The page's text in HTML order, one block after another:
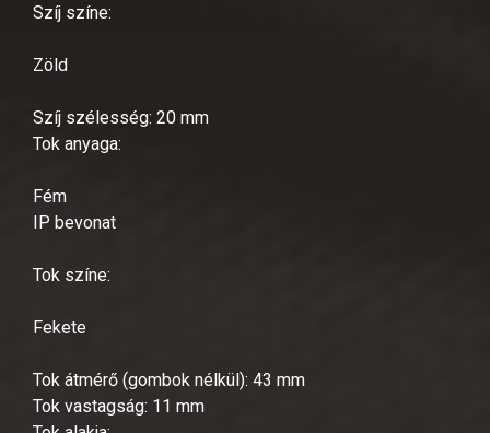
Szíj színe:
Zöld
Szíj szélesség: 20 mm
Tok anyaga:
Fém
IP bevonat
Tok színe:
Fekete
Tok átmérő (gombok nélkül): 43 mm
Tok vastagság: 11 mm